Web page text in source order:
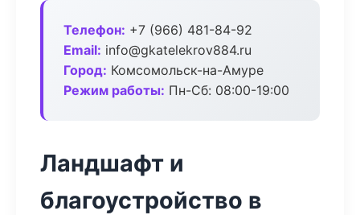
Телефон: +7 (966) 481-84-92
Email: info@gkatelekrov884.ru
Город: Комсомольск-на-Амуре
Режим работы: Пн-Сб: 08:00-19:00
Ландшафт и
благоустройство в